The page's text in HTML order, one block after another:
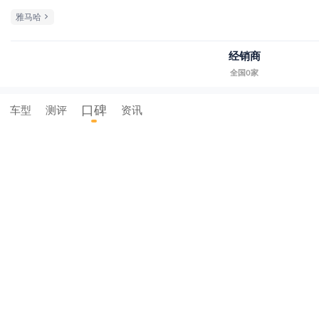
雅马哈
经销商
全国0家
车型 测评 口碑 资讯